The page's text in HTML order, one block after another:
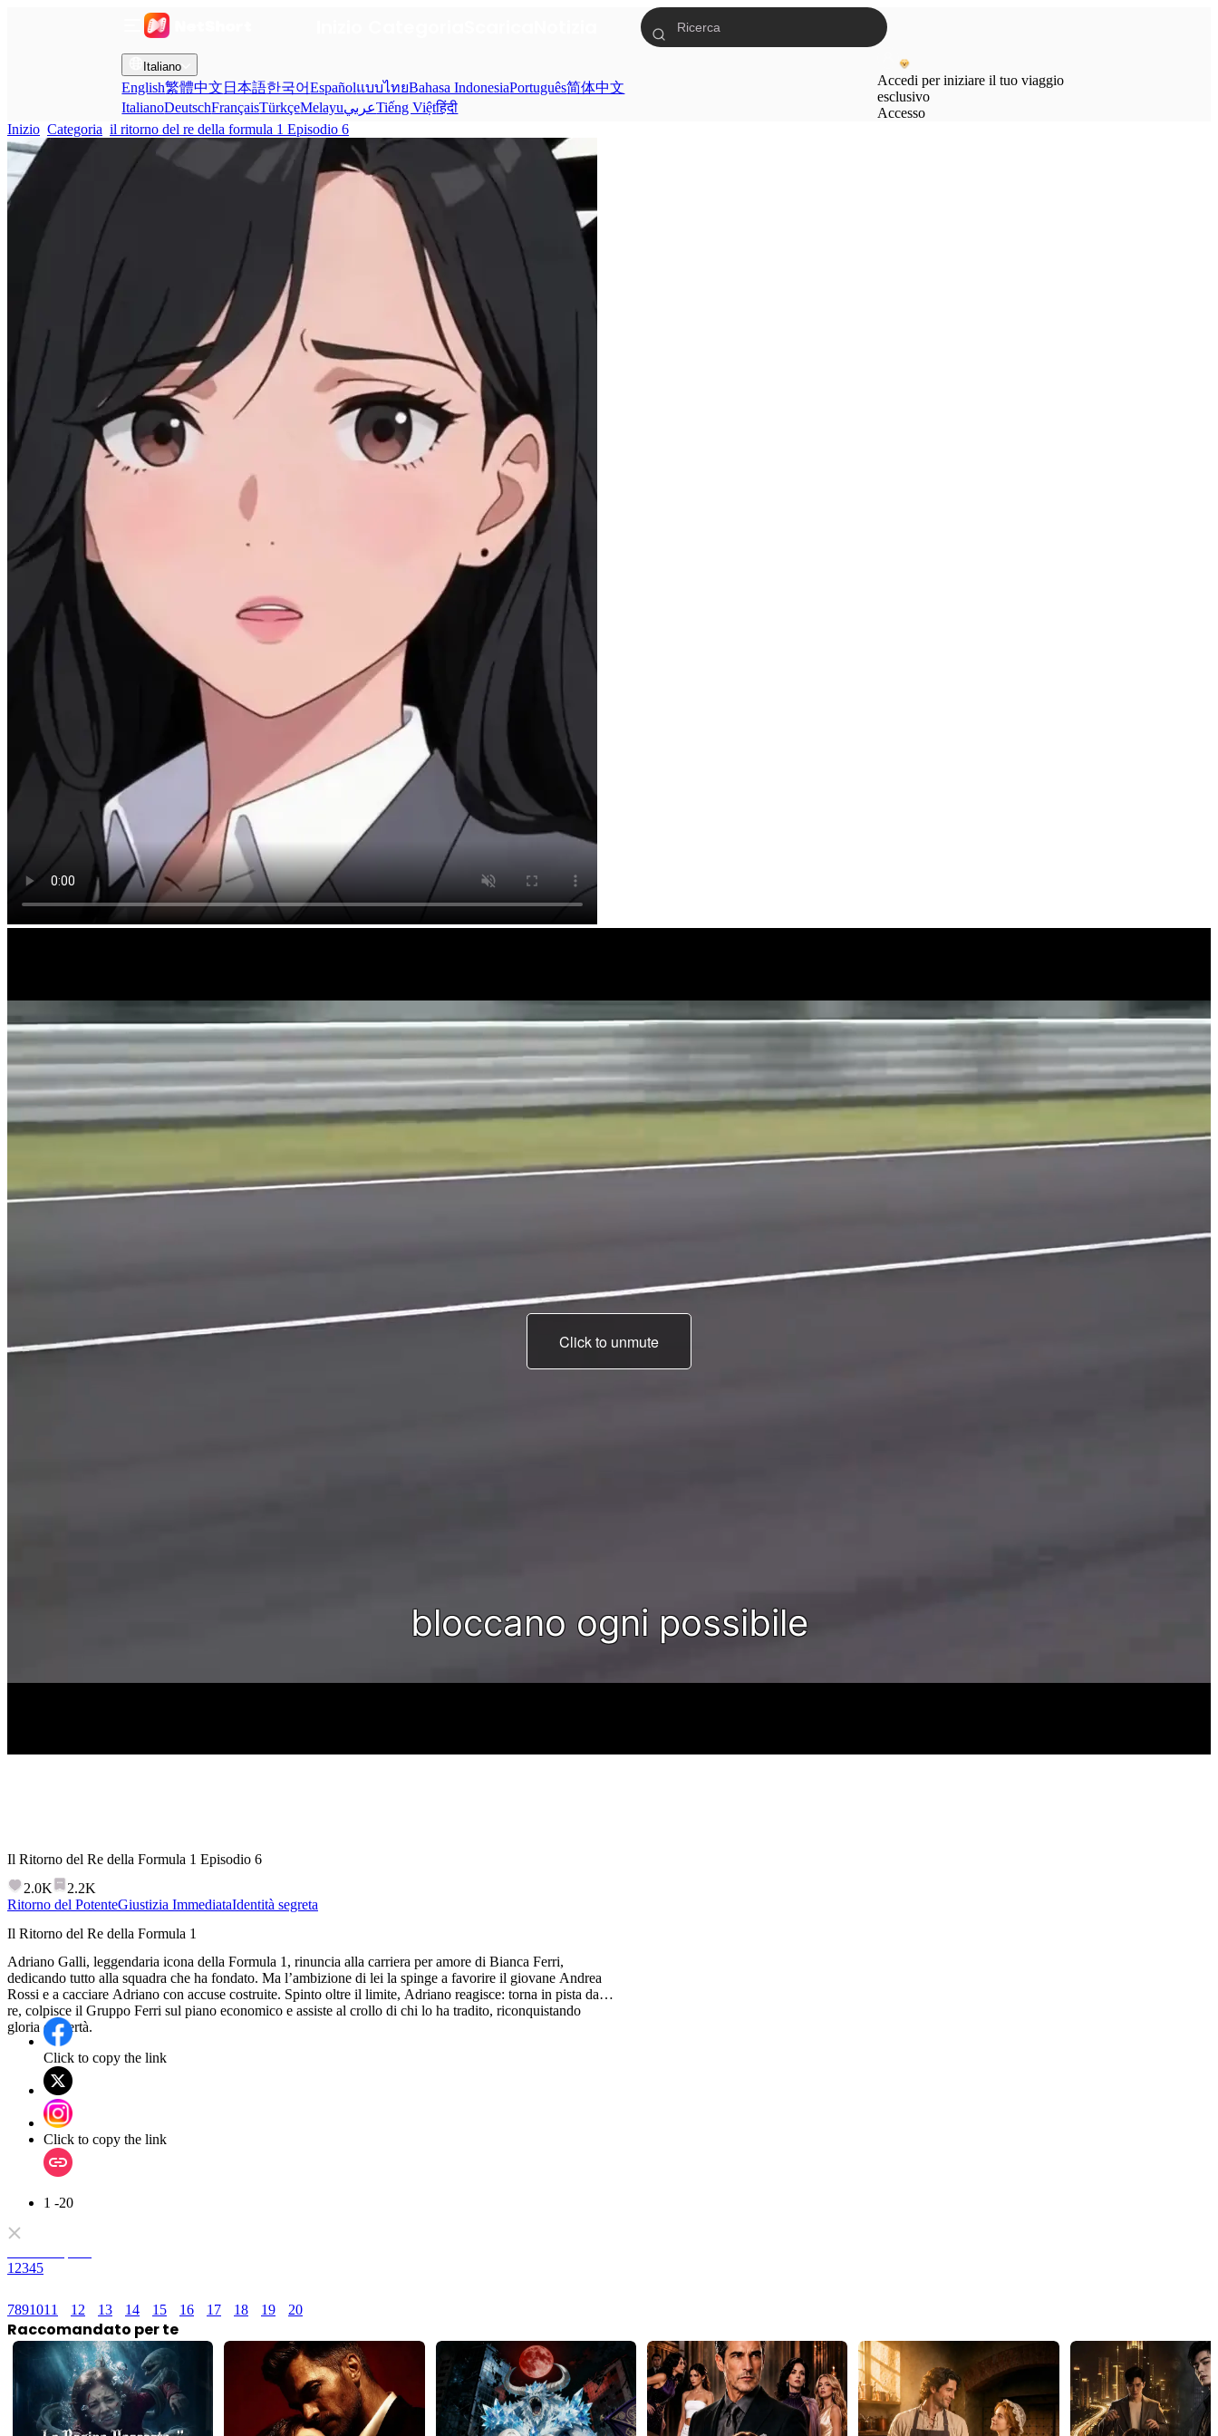
Italiano
English繁體中文 日本語한국어EspañolแบบไทยBahasa IndonesiaPortuguês简体中文
ItalianoDeutschFrançaisTürkçeMelayuعربيTiếng Việtहिंदी
Accedi per iniziare il tuo viaggio
esclusivo
Accesso
Inizio Categoria il ritorno del re della formula 1 Episodio 6
Click to unmute
Il Ritorno del Re della Formula 1 Episodio 6
2.0K
2.2K
Ritorno del PotenteGiustizia ImmediataIdentità segreta
Il Ritorno del Re della Formula 1
Adriano Galli, leggendaria icona della Formula 1, rinuncia alla carriera per amore di Bianca Ferri,
dedicando tutto alla squadra che ha fondato. Ma l’ambizione di lei la spinge a favorire il giovane Andrea
Rossi e a cacciare Adriano con accuse costruite. Spinto oltre il limite, Adriano reagisce: torna in pista da
re, colpisce il Gruppo Ferri sul piano economico e assiste al crollo di chi lo ha tradito, riconquistando
gloria e libertà.
Click to copy the link
Click to copy the link
1 -20
1 2345
7891011 12 13 14 15 16 17 18 19 20
Raccomandato per te